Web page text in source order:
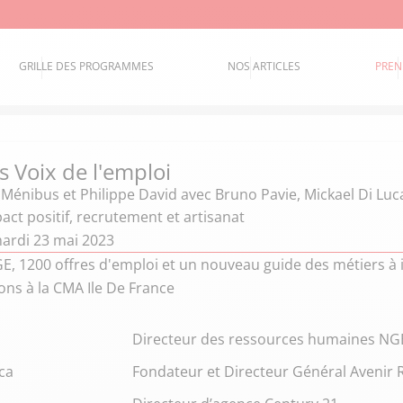
GRILLE DES PROGRAMMES NOS ARTICLES
Voix de l'emploi
et Philippe David avec Bruno Pavie, Mickael Di
positif, recrutement et artisanat
23 mai 2023
1200 offres d'emploi et un nouveau guide des métiers
à la CMA Ile De France
Directeur des ressources humaines
Fondateur et Directeur Général Avenir